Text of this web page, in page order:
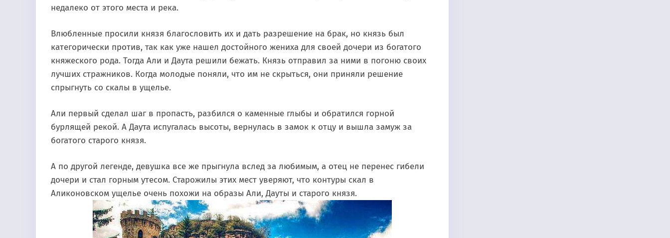
недалеко от этого места и река.
Влюбленные просили князя благословить их и дать разрешение на брак, но князь был
категорически против, так как уже нашел достойного жениха для своей дочери из богатого
княжеского рода. Тогда Али и Даута решили бежать. Князь отправил за ними в погоню своих
лучших стражников. Когда молодые поняли, что им не скрыться, они приняли решение
спрыгнуть со скалы в ущелье.
Али первый сделал шаг в пропасть, разбился о каменные глыбы и обратился горной
бурлящей рекой. А Даута испугалась высоты, вернулась в замок к отцу и вышла замуж за
богатого старого князя.
А по другой легенде, девушка все же прыгнула вслед за любимым, а отец не перенес гибели
дочери и стал горным утесом. Старожилы этих мест уверяют, что контуры скал в
Аликоновском ущелье очень похожи на образы Али, Дауты и старого князя.